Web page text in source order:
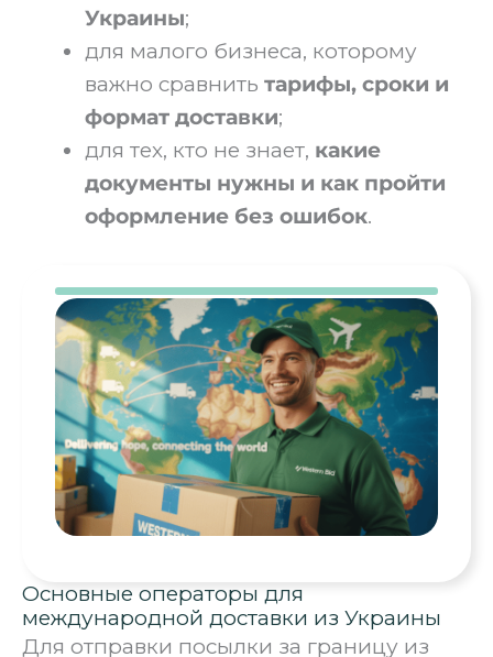
Украины;
для малого бизнеса, которому
важно сравнить тарифы, сроки и
формат доставки;
для тех, кто не знает, какие
документы нужны и как пройти
оформление без ошибок.
Основные операторы для
международной доставки из Украины
Для отправки посылки за границу из